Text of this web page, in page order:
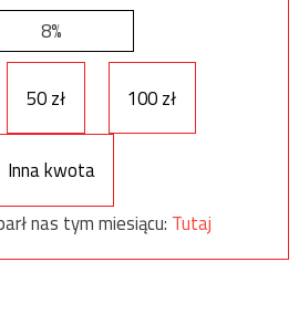
8%
50 zł 100 zł
Inna kwota
nas tym miesiącu: Tutaj